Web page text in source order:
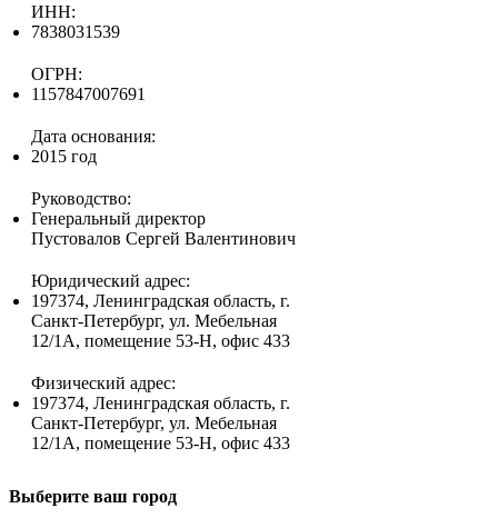
ИНН:
7838031539
ОГРН:
1157847007691
Дата основания:
2015 год
Руководство:
Генеральный директор
Пустовалов Сергей Валентинович
Юридический адрес:
197374, Ленинградская область, г.
Санкт-Петербург, ул. Мебельная
12/1А, помещение 53-Н, офис 433
Физический адрес:
197374, Ленинградская область, г.
Санкт-Петербург, ул. Мебельная
12/1А, помещение 53-Н, офис 433
Выберите ваш город